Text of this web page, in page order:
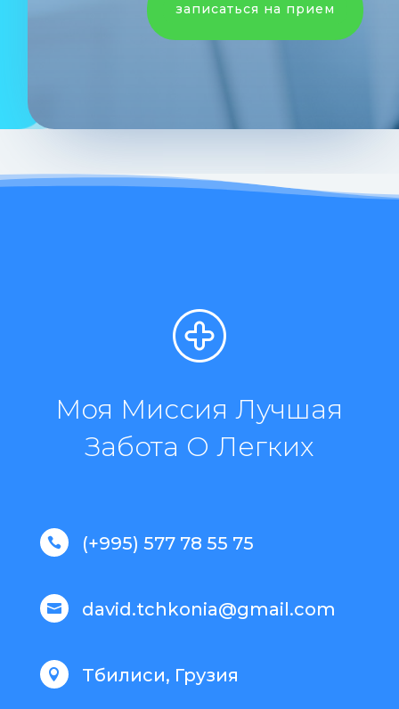
записаться на прием
Моя Миссия Лучшая
Забота О Легких
 (+995) 577 78 55 75
 david.tchkonia@gmail.com
 Тбилиси, Грузия